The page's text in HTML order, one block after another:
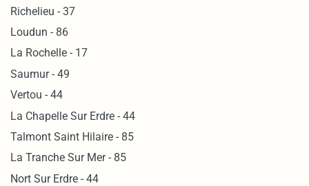
Richelieu - 37
Loudun - 86
La Rochelle - 17
Saumur - 49
Vertou - 44
La Chapelle Sur Erdre - 44
Talmont Saint Hilaire - 85
La Tranche Sur Mer - 85
Nort Sur Erdre - 44